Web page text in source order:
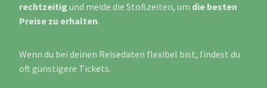
rechtzeitig und meide die Stoßzeiten, um die besten
Preise zu erhalten.
Wenn du bei deinen Reisedaten flexibel bist, findest du
oft günstigere Tickets.